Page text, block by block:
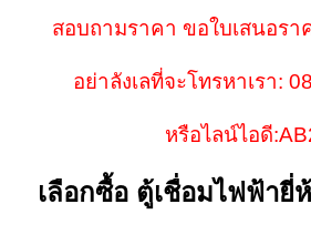
สอบถามราคา ขอใบเสนอรา
อย่าลังเลที่จะโทรหาเรา:
หรือไลน์ไอดี
เลือกซื้อ ตู้เชื่อมไฟฟ้ายี่